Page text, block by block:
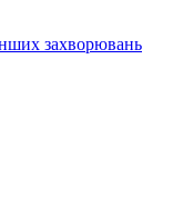
захворювань